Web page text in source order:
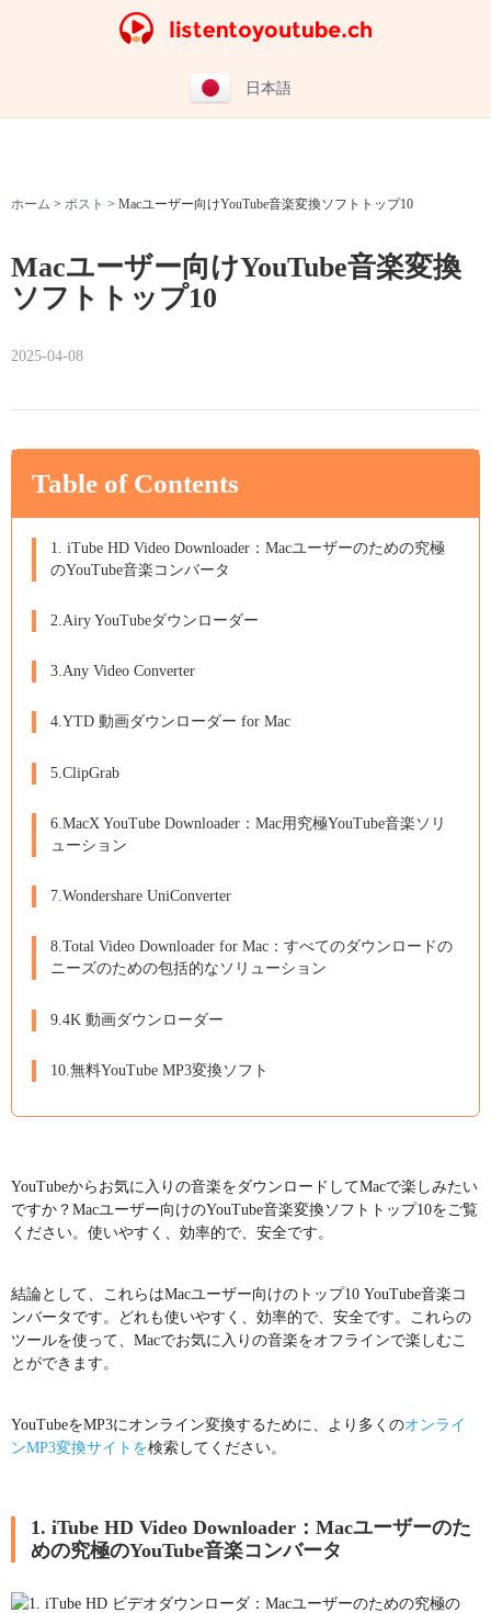
日本語
ホーム > ポスト > Macユーザー向けYouTube音楽変換ソフトトップ10
Macユーザー向けYouTube音楽変換
ソフトトップ10
2025-04-08
Table of Contents
1. iTube HD Video Downloader：Macユーザーのための究極
のYouTube音楽コンバータ
2.Airy YouTubeダウンローダー
3.Any Video Converter
4.YTD 動画ダウンローダー for Mac
5.ClipGrab
6.MacX YouTube Downloader：Mac用究極YouTube音楽ソリ
ューション
7.Wondershare UniConverter
8.Total Video Downloader for Mac：すべてのダウンロードの
ニーズのための包括的なソリューション
9.4K 動画ダウンローダー
10.無料YouTube MP3変換ソフト
YouTubeからお気に入りの音楽をダウンロードしてMacで楽しみたい
ですか？Macユーザー向けのYouTube音楽変換ソフトトップ10をご覧
ください。使いやすく、効率的で、安全です。
結論として、これらはMacユーザー向けのトップ10 YouTube音楽コ
ンバータです。どれも使いやすく、効率的で、安全です。これらの
ツールを使って、Macでお気に入りの音楽をオフラインで楽しむこ
とができます。
YouTubeをMP3にオンライン変換するために、より多くのオンライ
ンMP3変換サイトを検索してください。
1. iTube HD Video Downloader：Macユーザーのた
めの究極のYouTube音楽コンバータ